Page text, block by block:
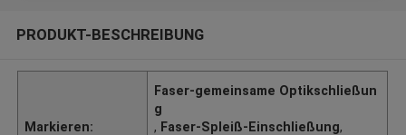
PRODUKT-BESCHREIBUNG
Markieren:
Faser-gemeinsame Optikschließun
g
, Faser-Spleiß-Einschließung,